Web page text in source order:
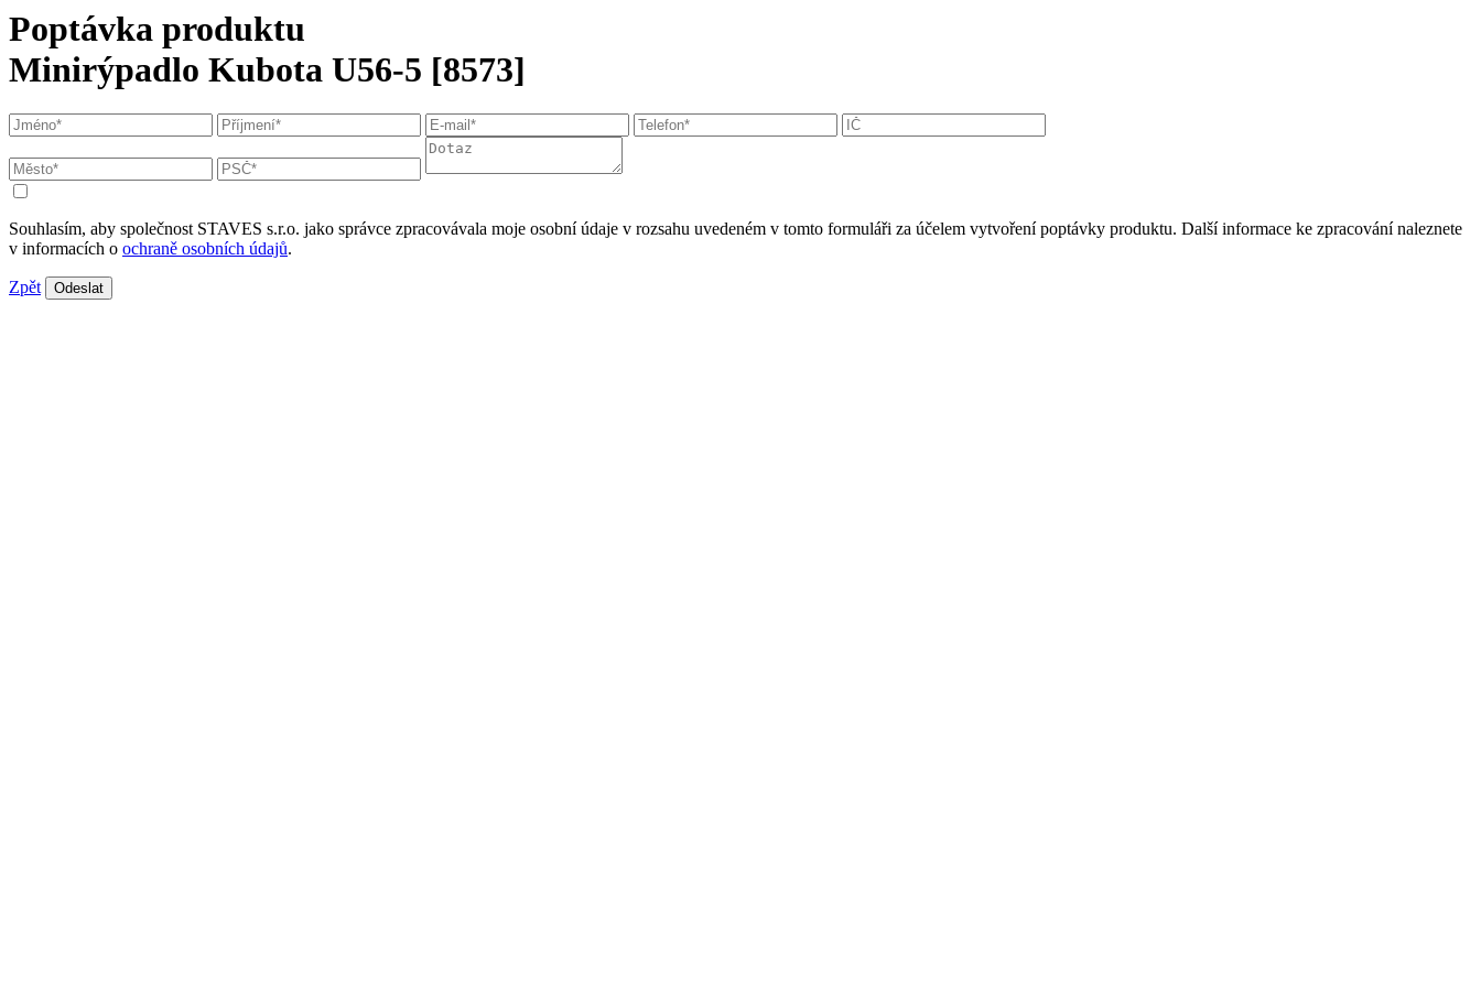
Poptávka produktu
Minirýpadlo Kubota U56-5 [8573]
Souhlasím, aby společnost STAVES s.r.o. jako správce zpracovávala moje osobní údaje v rozsahu uvedeném v tomto formuláři za účelem vytvoření poptávky produktu. Další informace ke zpracování naleznete
v informacích o ochraně osobních údajů.
Zpět Odeslat